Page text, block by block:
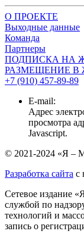
О ПРОЕКТЕ
Выходные данные
Команда
Партнеры
ПОДПИСКА НА
РАЗМЕЩЕНИЕ В
+7 (910) 457-89-89
E-mail:
Адрес
просмотра
Javascript.
© 2021-2024 «Я
Разработка сайта с
Сетевое издание
службой по
технологий и
запись о